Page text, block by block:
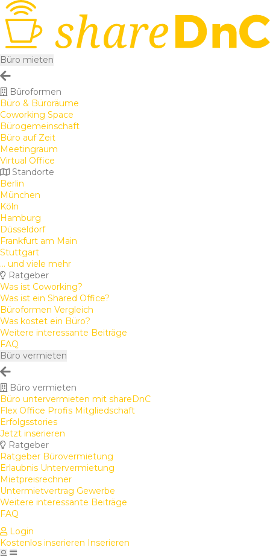
Büro mieten
Büroformen
Büro & Büroräume
Coworking Space
Bürogemeinschaft
Büro auf Zeit
Meetingraum
Virtual Office
Standorte
Berlin
München
Köln
Hamburg
Düsseldorf
Frankfurt am Main
Stuttgart
... und viele mehr
Ratgeber
Was ist Coworking?
Was ist ein Shared Office?
Büroformen Vergleich
Was kostet ein Büro?
Weitere interessante Beiträge
FAQ
Büro vermieten
Büro vermieten
Büro untervermieten mit shareDnC
Flex Office Profis Mitgliedschaft
Erfolgsstories
Jetzt inserieren
Ratgeber
Ratgeber Bürovermietung
Erlaubnis Untervermietung
Mietpreisrechner
Untermietvertrag Gewerbe
Weitere interessante Beiträge
FAQ
Login
Kostenlos inserieren Inserieren